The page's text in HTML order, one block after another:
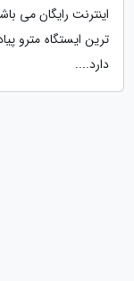
اینترنت رایگان می
دارد....